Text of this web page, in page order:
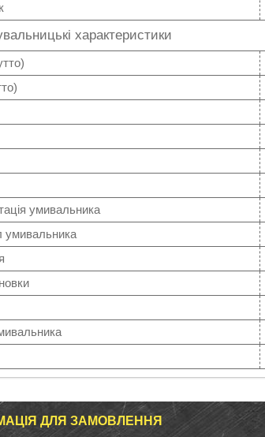
характеристики
умивальника
умивальника
ДЛЯ ЗАМОВЛЕННЯ